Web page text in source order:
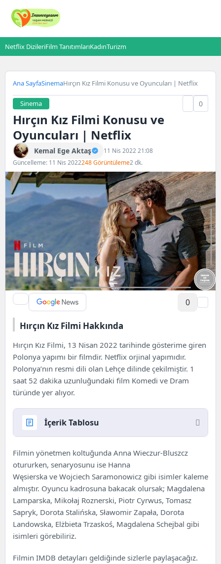
Netflix DizileriFilm TanıtımlarıKadınTurizm
Ana SayfaSinemaHırçın Kız Filmi Konusu ve Oyuncuları | Netflix
Sinema 0
Hırçın Kız Filmi Konusu ve
Oyuncuları | Netflix
Kemal Ege Aktaş
11 Nis 2022 21:08
Güncelleme: 11 Nis 2022248 Görüntüleme2 dk.
0
Hırçın Kız Filmi Hakkında
Hırçın Kız Filmi, 13 Nisan 2022 tarihinde gösterime giren
Polonya yapımı bir filmdir. Netflix orjinal yapımıdır.
Polonya’nın resmi dili olan Lehçe dilinde çekilmiştir. 1
saat 52 dakika uzunluğundaki film Komedi ve Dram
türünde yer alıyor.
İçerik Tablosu
Hırçın Kız Filmi Hakkında
Hırçın Kız Filmi Konusu
Hırçın Kız Filmi Oyuncuları ve Karakterler
Hırçın Kız Filmi Tanıtım Fragmanı
Filmin yönetmen koltuğunda Anna Wieczur-Bluszcz
otururken, senaryosunu ise Hanna
Węsierska ve Wojciech Saramonowicz gibi isimler kaleme
almıştır. Oyuncu kadrosuna bakacak olursak; Magdalena
Lamparska, Mikołaj Roznerski, Piotr Cyrwus, Tomasz
Sapryk, Dorota Stalińska, Sławomir Zapała, Dorota
Landowska, Elżbieta Trzaskoś, Magdalena Schejbal gibi
isimleri görebiliriz.
Filmin IMDB detayları geldiğinde sizlerle paylaşacağız.